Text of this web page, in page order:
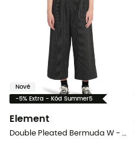
Nové
-5% Extra - Kód Summer5
Element
Double Pleated Bermuda W - Dámské kalhoty